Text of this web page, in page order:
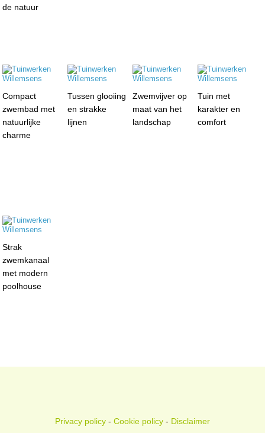
de natuur
Compact
zwembad met
natuurlijke
charme
Tussen glooiing
en strakke
lijnen
Zwemvijver op
maat van het
landschap
Tuin met
karakter en
comfort
Strak
zwemkanaal
met modern
poolhouse
Privacy policy- Cookie policy- Disclaimer